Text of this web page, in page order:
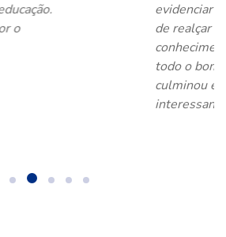
evidenciar o pensar filosófico dos
de realçar a partilha de experiências e
conhecimentos entre formador/
todo o bom ambiente criado nas
culminou em trabalhos de grupo muito